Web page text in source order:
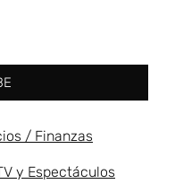
/ Finanzas
y Espectáculos